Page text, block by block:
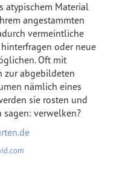
atypischem Material
angestammten
vermeintliche
oder neue
Oft mit
zur abgebildeten
nämlich eines
sie rosten und
verwelken?